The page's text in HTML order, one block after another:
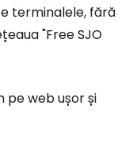
terminalele, fără
"Free SJO
pe web ușor și